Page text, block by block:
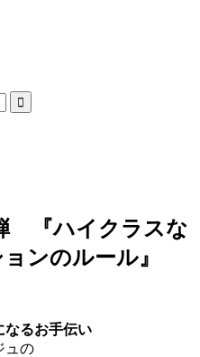
『ハイクラスな
ンのルール』
なるお手伝い
ュの